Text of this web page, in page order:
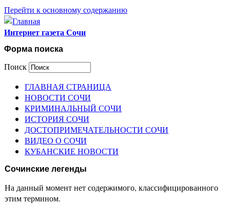
Перейти к основному содержанию
Интернет газета Сочи
Форма поиска
Поиск
ГЛАВНАЯ СТРАНИЦА
НОВОСТИ СОЧИ
КРИМИНАЛЬНЫЙ СОЧИ
ИСТОРИЯ СОЧИ
ДОСТОПРИМЕЧАТЕЛЬНОСТИ СОЧИ
ВИДЕО О СОЧИ
КУБАНСКИЕ НОВОСТИ
Сочинские легенды
На данный момент нет содержимого, классифицированного
этим термином.